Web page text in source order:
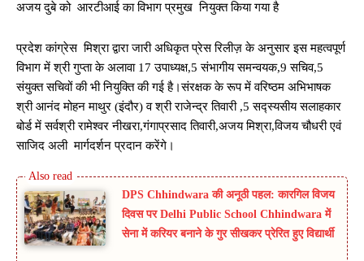
अजय दुबे को आरटीआई का विभाग प्रमुख नियुक्त किया गया है
प्रदेश कांग्रेस मिश्रा द्वारा जारी अधिकृत प्रेस रिलीज़ के अनुसार इस महत्वपूर्ण
विभाग में श्री गुप्ता के अलावा 17 उपाध्यक्ष,5 संभागीय समन्वयक,9 सचिव,5
संयुक्त सचिवों की भी नियुक्ति की गई है।संरक्षक के रूप में वरिष्ठम अभिभाषक
श्री आनंद मोहन माथुर (इंदौर) व श्री राजेन्द्र तिवारी ,5 सद्स्यसीय सलाहकार
बोर्ड में सर्वश्री रामेश्वर नीखरा,गंगाप्रसाद तिवारी,अजय मिश्रा,विजय चौधरी एवं
साजिद अली मार्गदर्शन प्रदान करेंगे।
DPS Chhindwara की अनूठी पहल: कारगिल विजय
दिवस पर Delhi Public School Chhindwara में
सेना में करियर बनाने के गुर सीखकर प्रेरित हुए विद्यार्थी